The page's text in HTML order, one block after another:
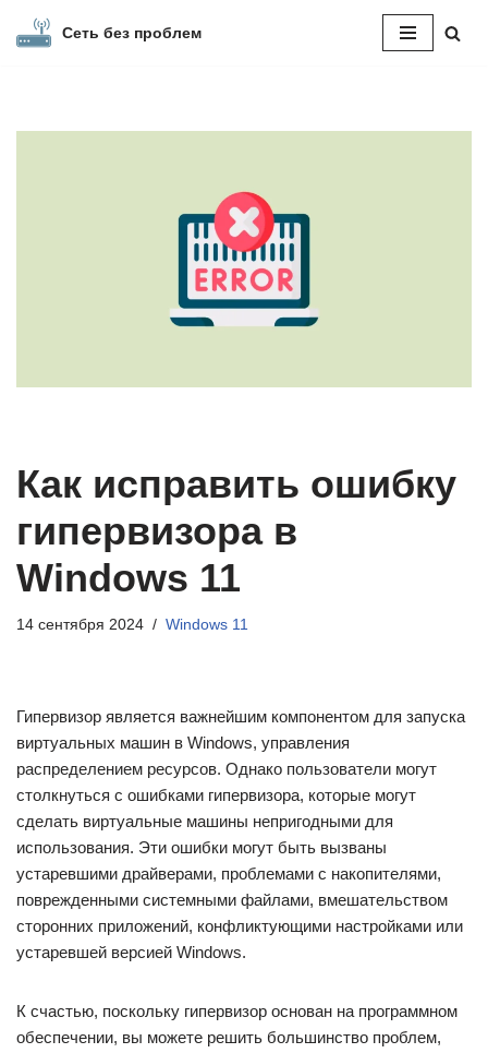
Сеть без проблем
Как исправить ошибку
гипервизора в
Windows 11
14 сентября 2024 Windows 11
Гипервизор является важнейшим компонентом для запуска
виртуальных машин в Windows, управления
распределением ресурсов. Однако пользователи могут
столкнуться с ошибками гипервизора, которые могут
сделать виртуальные машины непригодными для
использования. Эти ошибки могут быть вызваны
устаревшими драйверами, проблемами с накопителями,
поврежденными системными файлами, вмешательством
сторонних приложений, конфликтующими настройками или
устаревшей версией Windows.
К счастью, поскольку гипервизор основан на программном
обеспечении, вы можете решить большинство проблем,